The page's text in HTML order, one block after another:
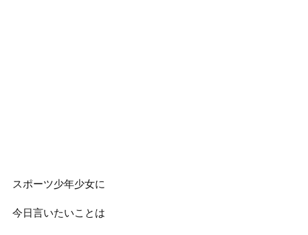
スポーツ少年少女に
今日言いたいことは